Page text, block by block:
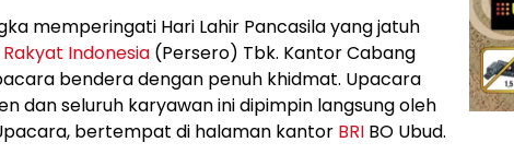
memperingati Hari Lahir Pancasila yang jatuh
Rakyat Indonesia (Persero) Tbk. Kantor Cabang
bendera dengan penuh khidmat. Upacara
dan seluruh karyawan ini dipimpin langsung oleh
bertempat di halaman kantor BRI BO Ubud.